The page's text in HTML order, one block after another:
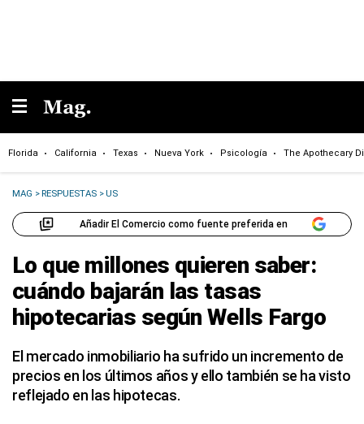
Florida California Texas Nueva York Psicología The Apothecary
MAG >RESPUESTAS >US
Añadir El Comercio como fuente preferida en
Lo que millones quieren saber:
cuándo bajarán las tasas
hipotecarias según Wells Fargo
El mercado inmobiliario ha sufrido un incremento de
precios en los últimos años y ello también se ha visto
reflejado en las hipotecas.